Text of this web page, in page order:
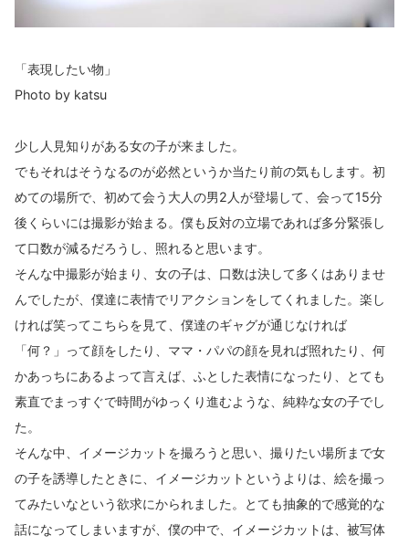
「表現したい物」
Photo by katsu
少し人見知りがある女の子が来ました。
でもそれはそうなるのが必然というか当たり前の気もします。初
めての場所で、初めて会う大人の男2人が登場して、会って15分
後くらいには撮影が始まる。僕も反対の立場であれば多分緊張し
て口数が減るだろうし、照れると思います。
そんな中撮影が始まり、女の子は、口数は決して多くはありませ
んでしたが、僕達に表情でリアクションをしてくれました。楽し
ければ笑ってこちらを見て、僕達のギャグが通じなければ
「何？」って顔をしたり、ママ・パパの顔を見れば照れたり、何
かあっちにあるよって言えば、ふとした表情になったり、とても
素直でまっすぐで時間がゆっくり進むような、純粋な女の子でし
た。
そんな中、イメージカットを撮ろうと思い、撮りたい場所まで女
の子を誘導したときに、イメージカットというよりは、絵を撮っ
てみたいなという欲求にかられました。とても抽象的で感覚的な
話になってしまいますが、僕の中で、イメージカットは、被写体